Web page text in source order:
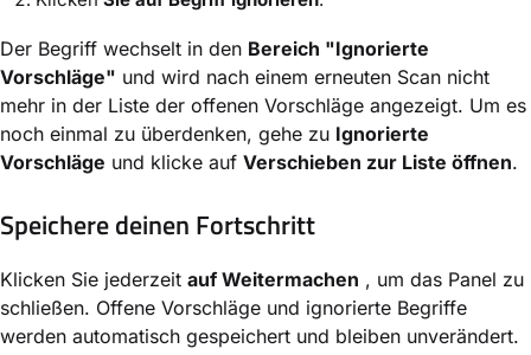
Der Begriff wechselt in den Bereich "Ignorierte
Vorschläge" und wird nach einem erneuten Scan nicht
mehr in der Liste der offenen Vorschläge angezeigt. Um es
noch einmal zu überdenken, gehe zu Ignorierte
Vorschläge und klicke auf Verschieben zur Liste öffnen.
Speichere deinen Fortschritt
Klicken Sie jederzeit auf Weitermachen , um das Panel zu
schließen. Offene Vorschläge und ignorierte Begriffe
werden automatisch gespeichert und bleiben unverändert.